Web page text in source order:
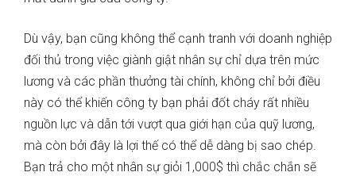
Dù vậy, bạn cũng không thể cạnh tranh với doanh nghiệp
đối thủ trong việc giành giật nhân sự chỉ dựa trên mức
lương và các phần thưởng tài chính, không chỉ bởi điều
này có thể khiến công ty bạn phải đốt cháy rất nhiều
nguồn lực và dẫn tới vượt qua giới hạn của quỹ lương,
mà còn bởi đây là lợi thế có thể dễ dàng bị sao chép.
Bạn trả cho một nhân sự giỏi 1,000$ thì chắc chắn sẽ